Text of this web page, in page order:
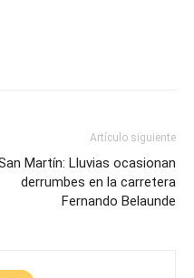
Artículo siguiente
Martín: Lluvias ocasionan
derrumbes en la carretera
Fernando Belaunde